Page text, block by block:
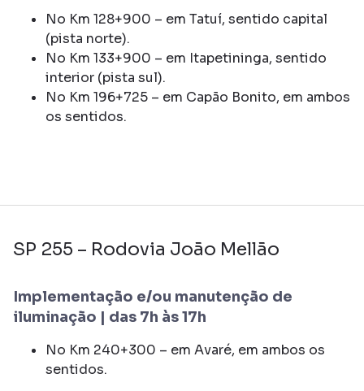
No Km 128+900 – em Tatuí, sentido capital
(pista norte).
No Km 133+900 – em Itapetininga, sentido
interior (pista sul).
No Km 196+725 – em Capão Bonito, em ambos
os sentidos.
SP 255 – Rodovia João Mellão
Implementação e/ou manutenção de
iluminação | das 7h às 17h
No Km 240+300 – em Avaré, em ambos os
sentidos.